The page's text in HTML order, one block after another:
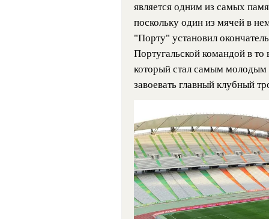
является одним из самых
поскольку один из мячей в
"Порту" установил
Португальской командой в
который стал самым
завоевать главный клубный